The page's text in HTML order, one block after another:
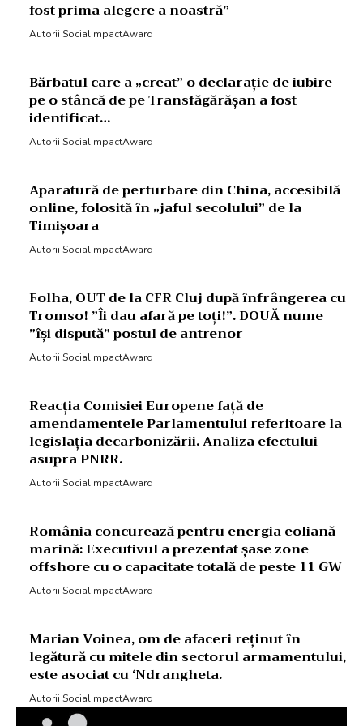
fost prima alegere a noastră”
Autorii SocialImpactAward
Bărbatul care a „creat” o declarație de iubire
pe o stâncă de pe Transfăgărășan a fost
identificat…
Autorii SocialImpactAward
Aparatură de perturbare din China, accesibilă
online, folosită în „jaful secolului” de la
Timișoara
Autorii SocialImpactAward
Folha, OUT de la CFR Cluj după înfrângerea cu
Tromso! ”Îi dau afară pe toți!”. DOUĂ nume
”își dispută” postul de antrenor
Autorii SocialImpactAward
Reacția Comisiei Europene față de
amendamentele Parlamentului referitoare la
legislația decarbonizării. Analiza efectului
asupra PNRR.
Autorii SocialImpactAward
România concurează pentru energia eoliană
marină: Executivul a prezentat șase zone
offshore cu o capacitate totală de peste 11 GW
Autorii SocialImpactAward
Marian Voinea, om de afaceri reținut în
legătură cu mitele din sectorul armamentului,
este asociat cu ‘Ndrangheta.
Autorii SocialImpactAward